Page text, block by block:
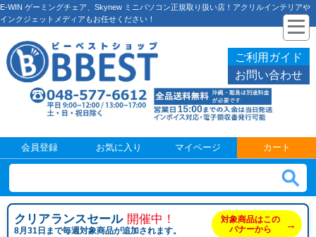
E-WIN ゲーミングチェア、Skynew ミニパソコン正規取り扱い店！アクリルインテリアや
インクジェットメディアもお任せください！
ご利用ガイド
お問い合わせ
会員登録 お気に入り マイページ カート
クリアランスセール 開催中！
8月31日まで毎週対象商品が追加されます。
対象商品はこの
バナーから
→